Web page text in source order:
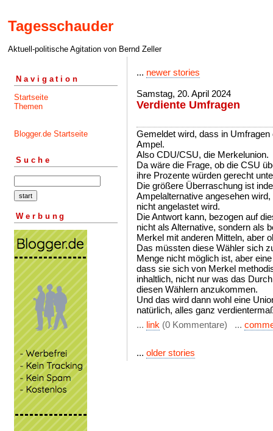
Tagesschauder
Aktuell-politische Agitation von Bernd Zeller
Navigation
Startseite
Themen
Blogger.de Startseite
Suche
Werbung
... newer stories
Samstag, 20. April 2024
Verdiente Umfragen
Gemeldet wird, dass in
Ampel.
Also CDU/CSU, die Merkelunion.
Da wäre die Frage, ob die CSU
ihre Prozente würden gerecht
Die größere Überraschung ist
Ampelalternative angesehen
nicht angelastet wird.
Die Antwort kann, bezogen auf
nicht als Alternative, sondern als
Merkel mit anderen Mitteln, aber
Das müssten diese Wähler sich
Menge nicht möglich ist, aber
dass sie sich von Merkel
inhaltlich, nicht nur was das
diesen Wählern anzukommen.
Und das wird dann wohl eine
natürlich, alles ganz
... link (0 Kommentare) ...
... older stories